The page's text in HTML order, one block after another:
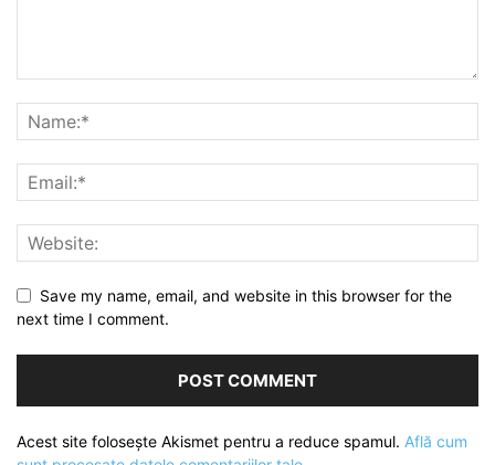
Save my name, email, and website in this browser for the
next time I comment.
Acest site folosește Akismet pentru a reduce spamul. Află cum